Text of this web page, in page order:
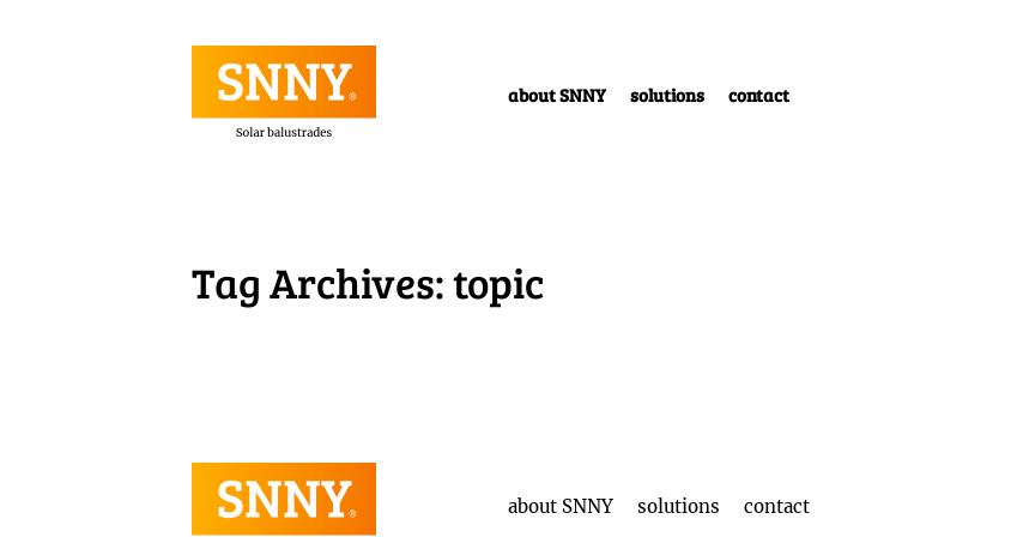
about SNNY solutions contact
Tag Archives:topic
about SNNY solutions contact